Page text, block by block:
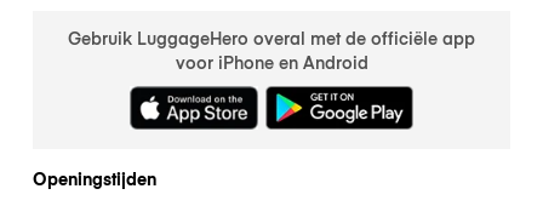
Gebruik LuggageHero overal met de officiële app
voor iPhone en Android
Openingstijden